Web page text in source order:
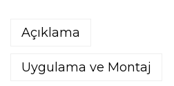
Açıklama
Uygulama ve Montaj